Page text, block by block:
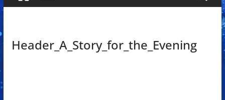
Header_A_Story_for_the_Evening